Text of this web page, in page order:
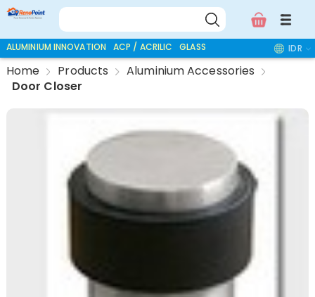
ALUMINIUM INNOVATION ACP / ACRILIC GLASS ACCESSORIES IDR
Home Products
Aluminium Accessories
Door Closer